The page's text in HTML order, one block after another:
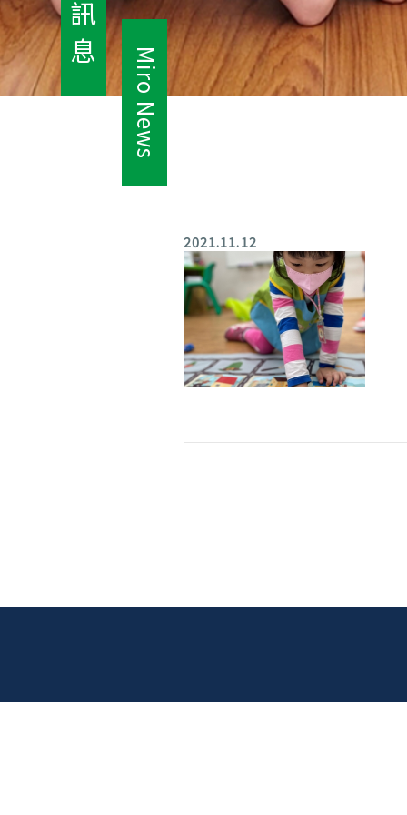
訊
息
Miro News
2021.11.12